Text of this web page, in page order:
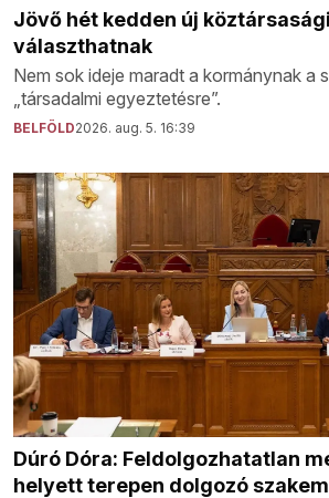
Jövő hét kedden új
választhatnak
Nem sok ideje maradt a kormánynak a
„társadalmi egyeztetésre”.
BELFÖLD2026. aug. 5. 16:39
Dúró Dóra: Feldolgozhatatlan
helyett terepen dolgozó